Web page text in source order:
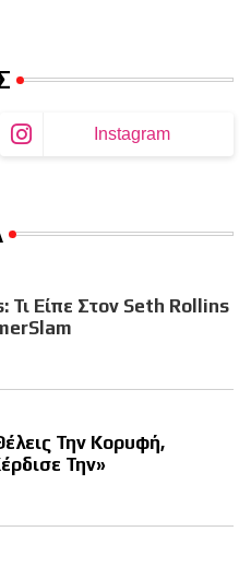
Instagram
Τι Είπε Στον Seth Rollins
Την Κορυφή,
Την»